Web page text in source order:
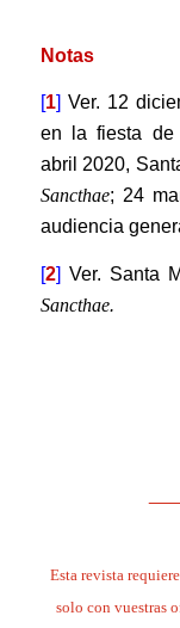
Notas
1] Ver. 12
en la fiesta de
abril 2020,
Sancthae; 24
audiencia
[2] Ver. Santa
Sancthae.
Esta revista
solo con vuestras